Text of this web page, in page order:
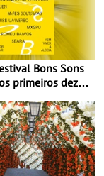
primeiros dez